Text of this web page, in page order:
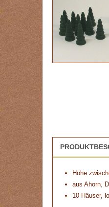
Höhe
aus Ahorn,
10 Häuser,